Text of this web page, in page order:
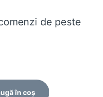
de peste
în coș